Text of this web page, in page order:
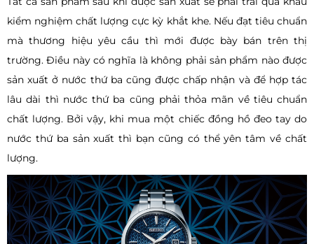
kiểm nghiệm chất lượng cực kỳ khắt khe. Nếu đạt tiêu chuẩn
mà thương hiệu yêu cầu thì mới được bày bán trên thị
trường. Điều này có nghĩa là không phải sản phẩm nào được
sản xuất ở nước thứ ba cũng được chấp nhận và để hợp tác
lâu dài thì nước thứ ba cũng phải thỏa mãn về tiêu chuẩn
chất lượng. Bởi vậy, khi mua một chiếc đồng hồ đeo tay do
nước thứ ba sản xuất thì bạn cũng có thể yên tâm về chất
lượng.